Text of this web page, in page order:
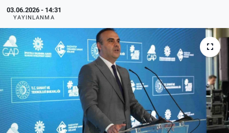
03.06.2026 - 14:31
YAYINLANMA